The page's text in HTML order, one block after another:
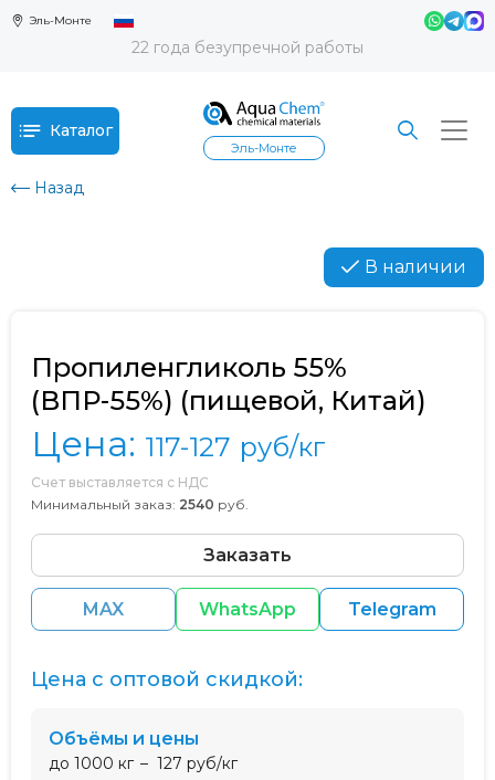
Эль-Монте
22 года безупречной работы
Каталог
Эль-Монте
Назад
В наличии
Пропиленгликоль 55%
(ВПР-55%) (пищевой, Китай)
Цена: 117-127 руб/кг
Счет выставляется с НДС
Минимальный заказ: 2540 руб.
Заказать
MAX WhatsApp Telegram
Цена с оптовой скидкой:
Объёмы и цены
до 1000 кг
127 руб/кг